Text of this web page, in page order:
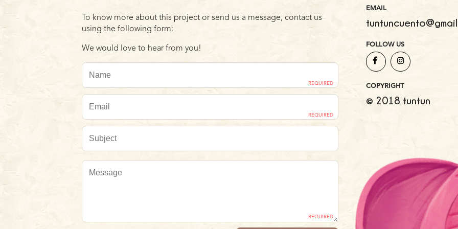
To know more about this project or send us a message, contact us
using the following form:
We would love to hear from you!
REQUIRED
REQUIRED
REQUIRED
EMAIL
FOLLOW US
COPYRIGHT
© 2018 tuntun